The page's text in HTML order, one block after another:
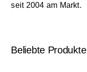
seit 2004 am Markt.
Beliebte Produkte